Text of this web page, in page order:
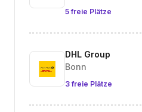
5 freie Plätze
DHL Group
Bonn
3 freie Plätze